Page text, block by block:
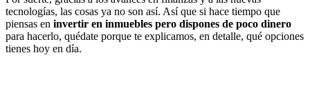
tecnologías, las cosas ya no son así. Así que si hace tiempo que
piensas en invertir en inmuebles pero dispones de poco dinero
para hacerlo, quédate porque te explicamos, en detalle, qué opciones
tienes hoy en día.